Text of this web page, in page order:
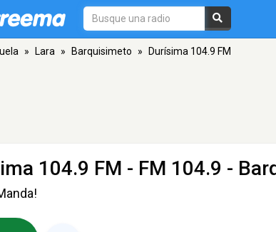
» Lara » Barquisimeto » Durísima 104.9 FM
104.9 FM - FM 104.9 -